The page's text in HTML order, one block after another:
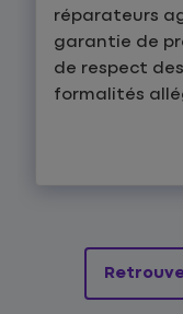
réparateurs
garantie de
de respect
formalités